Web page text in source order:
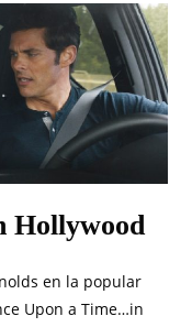
Hollywood
en la popular
Upon a Time…in